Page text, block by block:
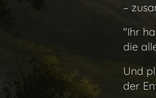
–
"Ihr
die
Und
der